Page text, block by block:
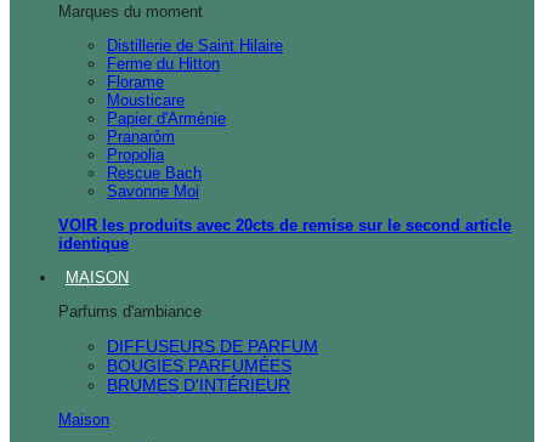
Marques du moment
Distillerie de Saint Hilaire
Ferme du Hitton
Florame
Mousticare
Papier d'Arménie
Pranarôm
Propolia
Rescue Bach
Savonne Moi
VOIR les produits avec 20cts de remise sur le second article
identique
MAISON
Parfums d'ambiance
DIFFUSEURS DE PARFUM
BOUGIES PARFUMÉES
BRUMES D'INTÉRIEUR
Maison